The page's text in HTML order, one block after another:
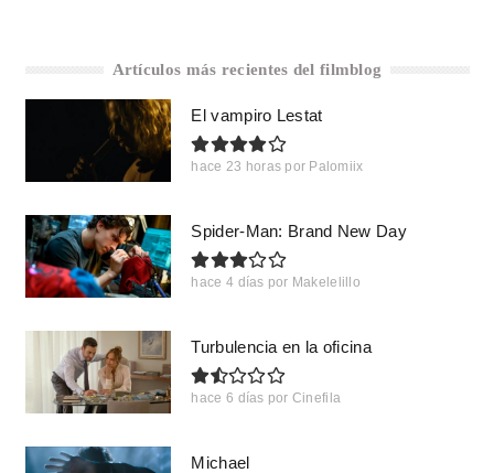
Artículos más recientes del filmblog
El vampiro Lestat
hace 23 horas por Palomiix
Spider-Man: Brand New Day
hace 4 días por Makelelillo
Turbulencia en la oficina
hace 6 días por Cinefila
Michael